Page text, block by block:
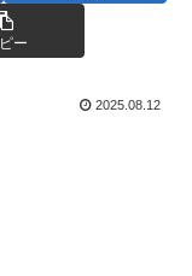
ー
2025.08.12